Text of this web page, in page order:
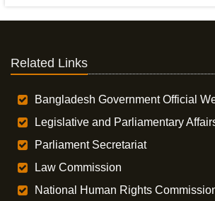
Related Links
Bangladesh Government Official
Legislative and Parliamentary
Parliament Secretariat
Law Commission
National Human Rights